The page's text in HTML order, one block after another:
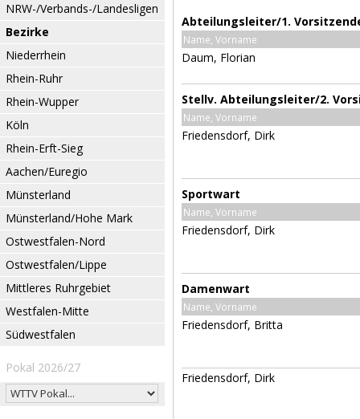
NRW-/Verbands-/Landesligen
Bezirke
Niederrhein
Rhein-Ruhr
Rhein-Wupper
Köln
Rhein-Erft-Sieg
Aachen/Euregio
Münsterland
Münsterland/Hohe Mark
Ostwestfalen-Nord
Ostwestfalen/Lippe
Mittleres Ruhrgebiet
Westfalen-Mitte
Südwestfalen
Pokal 2026/27
Abteilungsleiter/1.
Name, Vorname
Daum, Florian
Stellv. Abteilungsleiter/2.
Name, Vorname
Friedensdorf, Dirk
Sportwart
Name, Vorname
Friedensdorf, Dirk
Damenwart
Name, Vorname
Friedensdorf, Britta
Friedensdorf, Dirk